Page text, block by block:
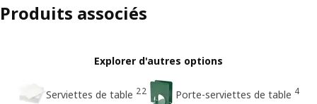
Produits associés
Explorer d'autres options
Serviettes de table 22 Porte-serviettes de table 4